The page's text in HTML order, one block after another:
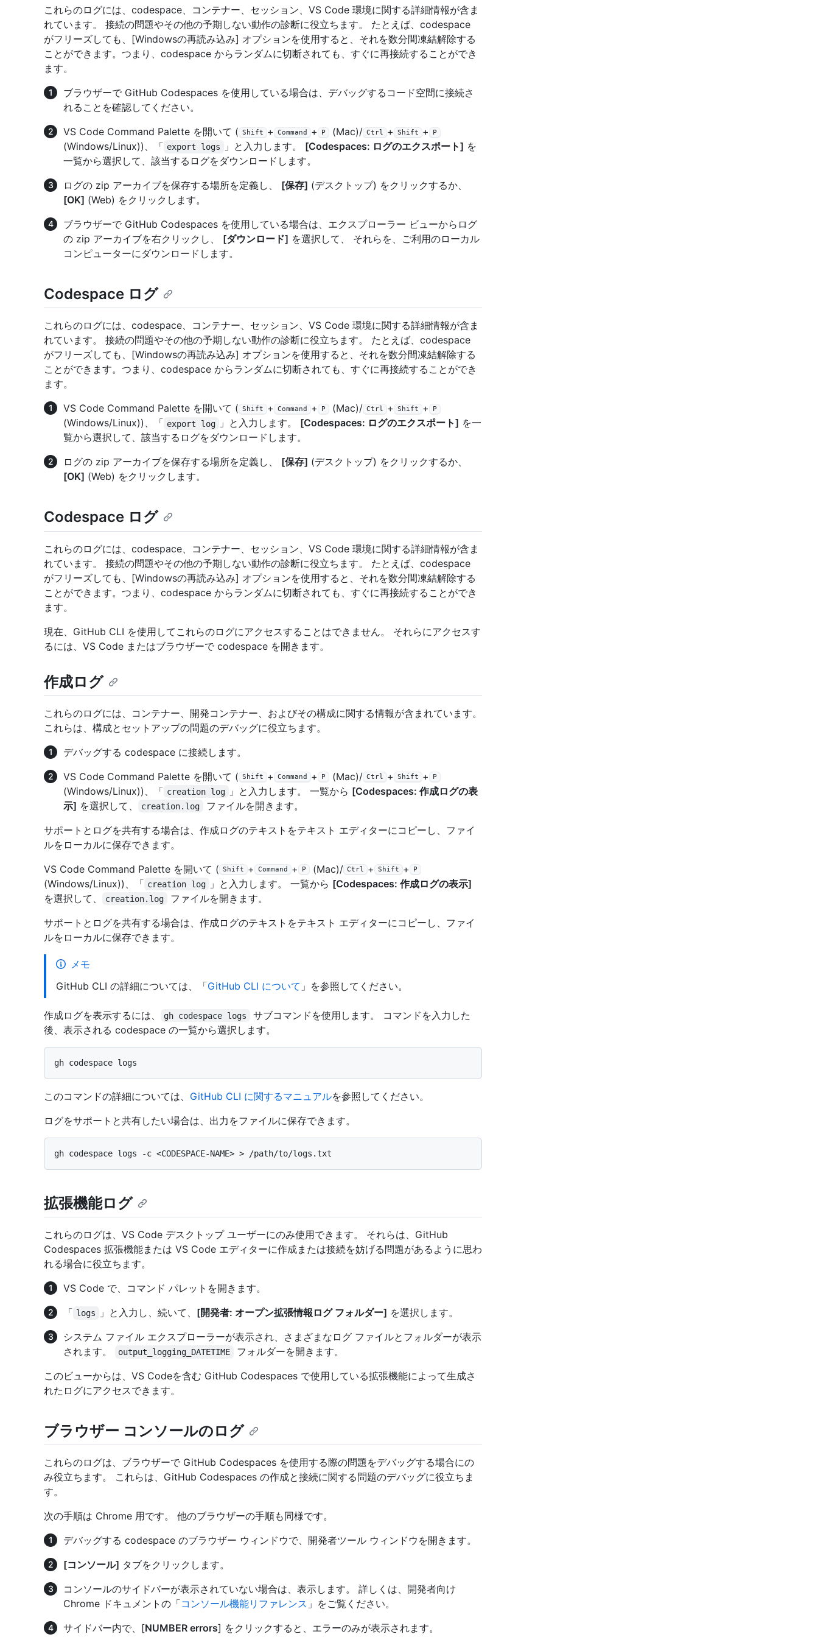
これらのログには、codespace、コンテナー、セッション、VS Code 環境に関する詳細情報が含ま
れています。 接続の問題やその他の予期しない動作の診断に役立ちます。 たとえば、codespace
がフリーズしても、[Windowsの再読み込み] オプションを使用すると、それを数分間凍結解除する
ことができます。つまり、codespace からランダムに切断されても、すぐに再接続することができ
ます。
ブラウザーで GitHub Codespaces を使用している場合は、デバッグするコード空間に接続さ
れることを確認してください。
VS Code Command Palette を開いて ( Shift + Command + P (Mac)/ Ctrl + Shift + P
(Windows/Linux))、「 export logs 」と入力します。 [Codespaces: ログのエクスポート] を
一覧から選択して、該当するログをダウンロードします。
ログの zip アーカイブを保存する場所を定義し、 [保存] (デスクトップ) をクリックするか、
[OK] (Web) をクリックします。
ブラウザーで GitHub Codespaces を使用している場合は、エクスプローラー ビューからログ
の zip アーカイブを右クリックし、 [ダウンロード] を選択して、 それらを、ご利用のローカル
コンピューターにダウンロードします。
Codespace ログ
これらのログには、codespace、コンテナー、セッション、VS Code 環境に関する詳細情報が含ま
れています。 接続の問題やその他の予期しない動作の診断に役立ちます。 たとえば、codespace
がフリーズしても、[Windowsの再読み込み] オプションを使用すると、それを数分間凍結解除する
ことができます。つまり、codespace からランダムに切断されても、すぐに再接続することができ
ます。
VS Code Command Palette を開いて ( Shift + Command + P (Mac)/ Ctrl + Shift + P
(Windows/Linux))、「 export log 」と入力します。 [Codespaces: ログのエクスポート] を一
覧から選択して、該当するログをダウンロードします。
ログの zip アーカイブを保存する場所を定義し、 [保存] (デスクトップ) をクリックするか、
[OK] (Web) をクリックします。
Codespace ログ
これらのログには、codespace、コンテナー、セッション、VS Code 環境に関する詳細情報が含ま
れています。 接続の問題やその他の予期しない動作の診断に役立ちます。 たとえば、codespace
がフリーズしても、[Windowsの再読み込み] オプションを使用すると、それを数分間凍結解除する
ことができます。つまり、codespace からランダムに切断されても、すぐに再接続することができ
ます。
現在、GitHub CLI を使用してこれらのログにアクセスすることはできません。 それらにアクセスす
るには、VS Code またはブラウザーで codespace を開きます。
作成ログ
これらのログには、コンテナー、開発コンテナー、およびその構成に関する情報が含まれています。
これらは、構成とセットアップの問題のデバッグに役立ちます。
デバッグする codespace に接続します。
VS Code Command Palette を開いて ( Shift + Command + P (Mac)/ Ctrl + Shift + P
(Windows/Linux))、「 creation log 」と入力します。 一覧から [Codespaces: 作成ログの表
示] を選択して、 creation.log
ファイルを開きます。
サポートとログを共有する場合は、作成ログのテキストをテキスト エディターにコピーし、ファイ
ルをローカルに保存できます。
VS Code Command Palette を開いて ( Shift + Command + P (Mac)/ Ctrl + Shift + P
(Windows/Linux))、「 creation log 」と入力します。 一覧から [Codespaces: 作成ログの表示]
を選択して、
creation.log
ファイルを開きます。
サポートとログを共有する場合は、作成ログのテキストをテキスト エディターにコピーし、ファイ
ルをローカルに保存できます。
メモ
GitHub CLI の詳細については、「GitHub CLI について 」を参照してください。
作成ログを表示するには、 gh codespace logs
サブコマンドを使用します。 コマンドを入力した
後、表示される codespace の一覧から選択します。
このコマンドの詳細については、 GitHub CLI に関するマニュアルを参照してください。
ログをサポートと共有したい場合は、出力をファイルに保存できます。
拡張機能ログ
これらのログは、VS Code デスクトップ ユーザーにのみ使用できます。 それらは、GitHub
Codespaces 拡張機能または VS Code エディターに作成または接続を妨げる問題があるように思わ
れる場合に役立ちます。
VS Code で、コマンド パレットを開きます。
「 logs 」と入力し、続いて、 [開発者: オープン拡張情報ログ フォルダー] を選択します。
システム ファイル エクスプローラーが表示され、さまざまなログ ファイルとフォルダーが表示
されます。
output_logging_DATETIME
フォルダーを開きます。
このビューからは、VS Codeを含む GitHub Codespaces で使用している拡張機能によって生成さ
れたログにアクセスできます。
ブラウザー コンソールのログ
これらのログは、ブラウザーで GitHub Codespaces を使用する際の問題をデバッグする場合にの
み役立ちます。 これらは、GitHub Codespaces の作成と接続に関する問題のデバッグに役立ちま
す。
次の手順は Chrome 用です。 他のブラウザーの手順も同様です。
デバッグする codespace のブラウザー ウィンドウで、開発者ツール ウィンドウを開きます。
[コンソール] タブをクリックします。
コンソールのサイドバーが表示されていない場合は、表示します。 詳しくは、開発者向け
Chrome ドキュメントの「コンソール機能リファレンス 」をご覧ください。
サイドバー内で、[NUMBER errors] をクリックすると、エラーのみが表示されます。